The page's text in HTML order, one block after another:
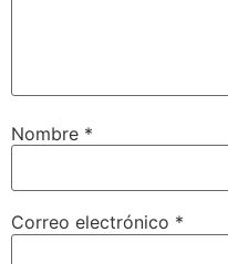
Nombre *
Correo electrónico *